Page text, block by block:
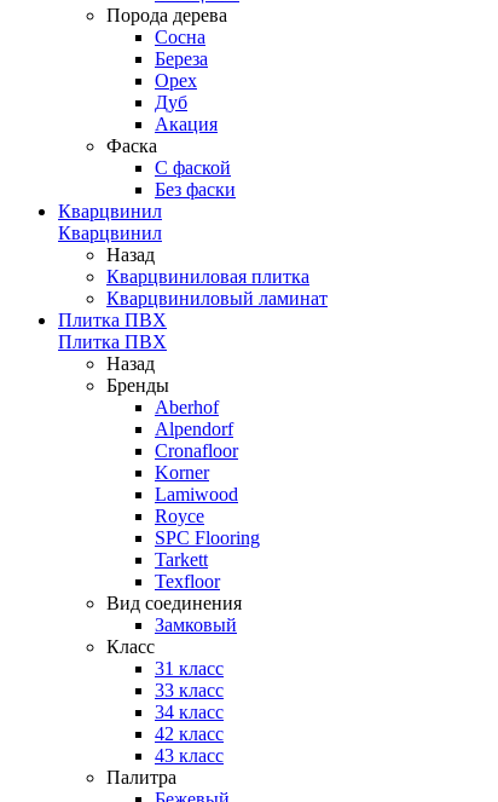
Порода дерева
Сосна
Береза
Орех
Дуб
Акация
Фаска
С фаской
Без фаски
Кварцвинил
Кварцвинил
Назад
Кварцвиниловая плитка
Кварцвиниловый ламинат
Плитка ПВХ
Плитка ПВХ
Назад
Бренды
Aberhof
Alpendorf
Cronafloor
Korner
Lamiwood
Royce
SPC Flooring
Tarkett
Texfloor
Вид соединения
Замковый
Класс
31 класс
33 класс
34 класс
42 класс
43 класс
Палитра